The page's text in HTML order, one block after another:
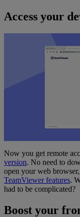
Access your
Now you get remote
version. No need to
open your web
TeamViewer features.
had to be complicated?
Boost your